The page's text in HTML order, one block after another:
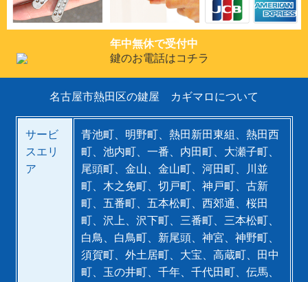
年中無休で受付中
名古屋市熱田区の鍵屋 カギマロについて
サービ
スエリ
ア
青池町、明野町、熱田新田東組、熱田西
町、池内町、一番、内田町、大瀬子町、
尾頭町、金山、金山町、河田町、川並
町、木之免町、切戸町、神戸町、古新
町、五番町、五本松町、西郊通、桜田
町、沢上、沢下町、三番町、三本松町、
白鳥、白鳥町、新尾頭、神宮、神野町、
須賀町、外土居町、大宝、高蔵町、田中
町、玉の井町、千年、千代田町、伝馬、